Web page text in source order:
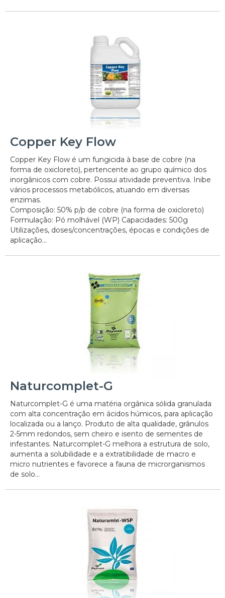
Copper Key Flow
Copper Key Flow é um fungicida à base de cobre (na
forma de oxicloreto), pertencente ao grupo químico dos
inorgânicos com cobre. Possui atividade preventiva. Inibe
vários processos metabólicos, atuando em diversas
enzimas.
Composição: 50% p/p de cobre (na forma de oxicloreto)
Formulação: Pó molhável (WP) Capacidades: 500g
Utilizações, doses/concentrações, épocas e condições de
aplicação...
Naturcomplet-G
Naturcomplet-G é uma matéria orgânica sólida granulada
com alta concentração em ácidos húmicos, para aplicação
localizada ou a lanço. Produto de alta qualidade, grânulos
2-5mm redondos, sem cheiro e isento de sementes de
infestantes. Naturcomplet-G melhora a estrutura de solo,
aumenta a solubilidade e a extratibilidade de macro e
micro nutrientes e favorece a fauna de microrganismos
de solo...